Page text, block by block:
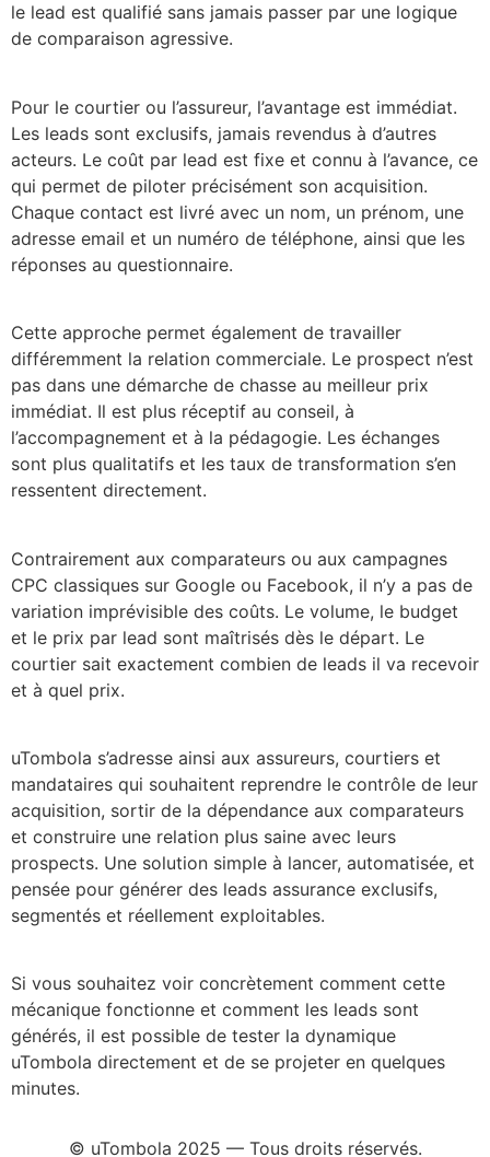
le lead est qualifié sans jamais passer par une logique
de comparaison agressive.
Pour le courtier ou l’assureur, l’avantage est immédiat.
Les leads sont exclusifs, jamais revendus à d’autres
acteurs. Le coût par lead est fixe et connu à l’avance, ce
qui permet de piloter précisément son acquisition.
Chaque contact est livré avec un nom, un prénom, une
adresse email et un numéro de téléphone, ainsi que les
réponses au questionnaire.
Cette approche permet également de travailler
différemment la relation commerciale. Le prospect n’est
pas dans une démarche de chasse au meilleur prix
immédiat. Il est plus réceptif au conseil, à
l’accompagnement et à la pédagogie. Les échanges
sont plus qualitatifs et les taux de transformation s’en
ressentent directement.
Contrairement aux comparateurs ou aux campagnes
CPC classiques sur Google ou Facebook, il n’y a pas de
variation imprévisible des coûts. Le volume, le budget
et le prix par lead sont maîtrisés dès le départ. Le
courtier sait exactement combien de leads il va recevoir
et à quel prix.
uTombola s’adresse ainsi aux assureurs, courtiers et
mandataires qui souhaitent reprendre le contrôle de leur
acquisition, sortir de la dépendance aux comparateurs
et construire une relation plus saine avec leurs
prospects. Une solution simple à lancer, automatisée, et
pensée pour générer des leads assurance exclusifs,
segmentés et réellement exploitables.
Si vous souhaitez voir concrètement comment cette
mécanique fonctionne et comment les leads sont
générés, il est possible de tester la dynamique
uTombola directement et de se projeter en quelques
minutes.
© uTombola 2025 — Tous droits réservés.